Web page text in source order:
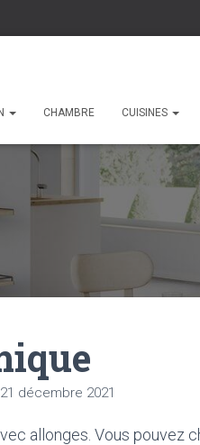
CHAMBRE CUISINES
21 décembre 2021
allonges. Vous pouvez